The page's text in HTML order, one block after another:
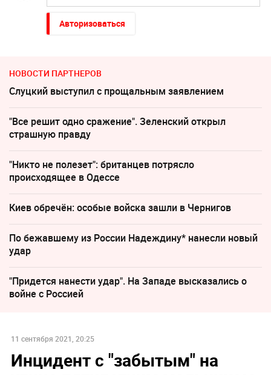
Авторизоваться
НОВОСТИ ПАРТНЕРОВ
Слуцкий выступил с прощальным заявлением
"Все решит одно сражение". Зеленский открыл
страшную правду
"Никто не полезет": британцев потрясло
происходящее в Одессе
Киев обречён: особые войска зашли в Чернигов
По бежавшему из России Надеждину* нанесли новый
удар
"Придется нанести удар". На Западе высказались о
войне с Россией
11 сентября 2021, 20:25
Инцидент с "забытым" на